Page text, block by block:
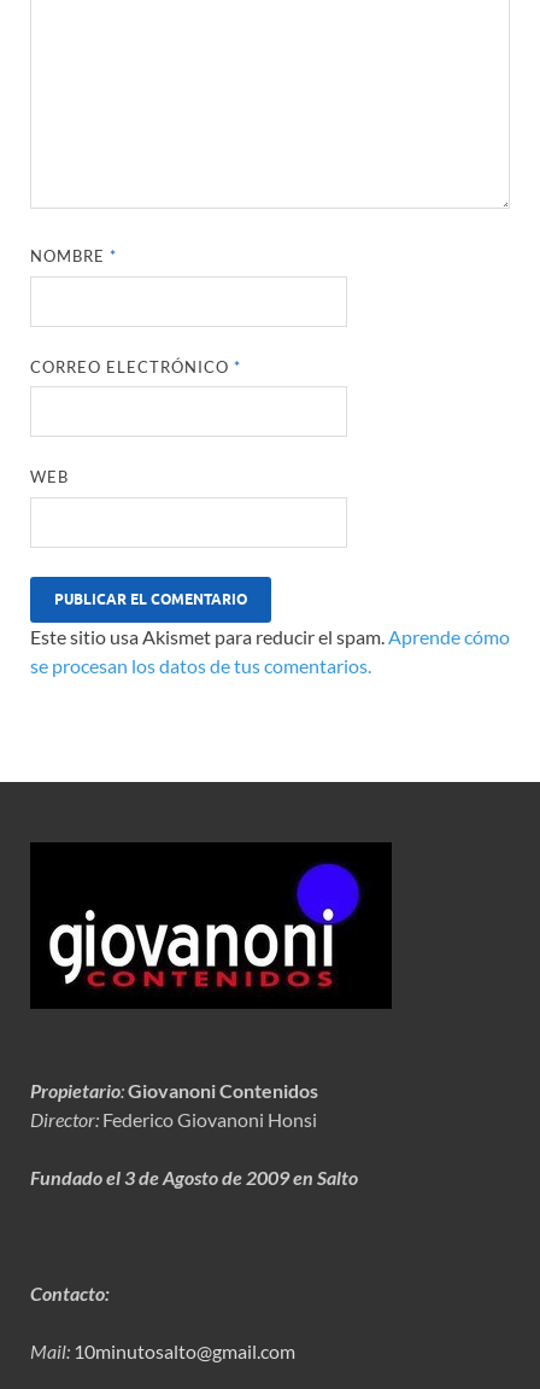
NOMBRE*
CORREO ELECTRÓNICO*
WEB
Este sitio usa Akismet para reducir el spam. Aprende cómo
se procesan los datos de tus comentarios.
Propietario:Giovanoni Contenidos
Director: Federico Giovanoni Honsi
Fundado el 3 de Agosto de 2009 en Salto
Contacto:
Mail: 10minutosalto@gmail.com